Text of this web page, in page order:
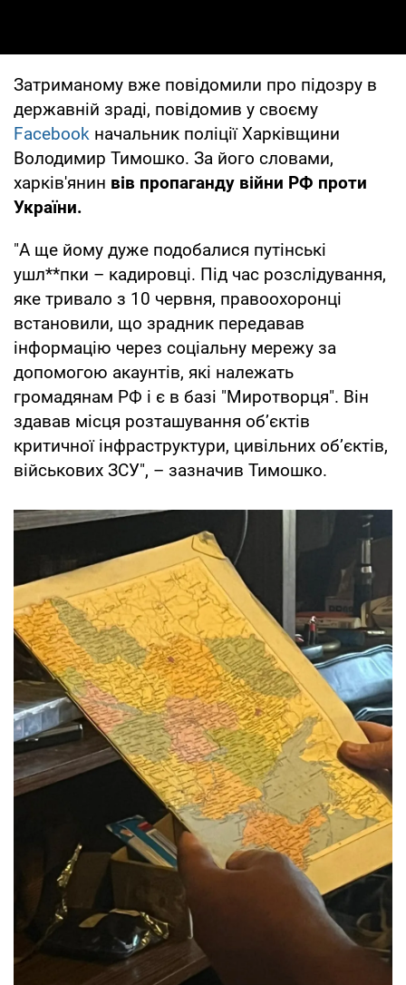
Затриманому вже повідомили про підозру в
державній зраді, повідомив у своєму
Facebook начальник поліції Харківщини
Володимир Тимошко. За його словами,
харків'янин вів пропаганду війни РФ проти
України.
"А ще йому дуже подобалися путінські
ушл**пки – кадировці. Під час розслідування,
яке тривало з 10 червня, правоохоронці
встановили, що зрадник передавав
інформацію через соціальну мережу за
допомогою акаунтів, які належать
громадянам РФ і є в базі "Миротворця". Він
здавав місця розташування об’єктів
критичної інфраструктури, цивільних об’єктів,
військових ЗСУ", – зазначив Тимошко.